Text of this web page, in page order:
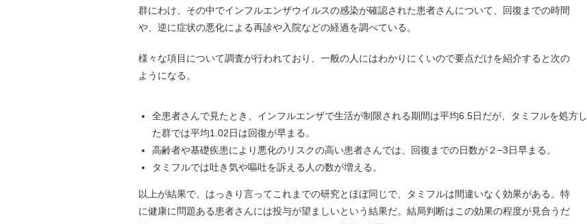
群にわけ、その中でインフルエンザウイルスの感染が確認された患者さんについて、回復までの時間
や、逆に症状の悪化による再診や入院などの経過を調べている。
様々な項目について調査が行われており、一般の人にはわかりにくいので要点だけを紹介すると次の
ようになる。
全患者さんで見たとき、インフルエンザで生活が制限される期間は平均6.5日だが、タミフルを処方し
た群では平均1.02日は回復が早まる。
高齢者や基礎疾患により悪化のリスクの高い患者さんでは、回復までの日数が２−3日早まる。
タミフルでは吐き気や嘔吐を訴える人の数が増える。
以上が結果で、はっきり言ってこれまでの研究とほぼ同じで、タミフルは間違いなく効果がある。特
に健康に問題ある患者さんには投与が望ましいという結果だ。結局判断はこの効果の程度が見合うだ